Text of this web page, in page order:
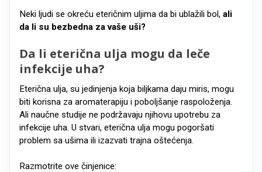
Neki ljudi se okreću eteričnim uljima da bi ublažili bol, ali
da li su bezbedna za vaše uši?
Da li eterična ulja mogu da leče
infekcije uha?
Eterična ulja, su jedinjenja koja biljkama daju miris, mogu
biti korisna za aromaterapiju i poboljšanje raspoloženja.
Ali naučne studije ne podržavaju njihovu upotrebu za
infekcije uha. U stvari, eterična ulja mogu pogoršati
problem sa ušima ili izazvati trajna oštećenja.
Razmotrite ove činjenice: